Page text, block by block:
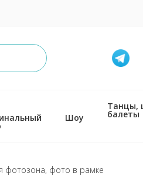
Шоу
Танцы,
балеты
фотозона, фото в рамке